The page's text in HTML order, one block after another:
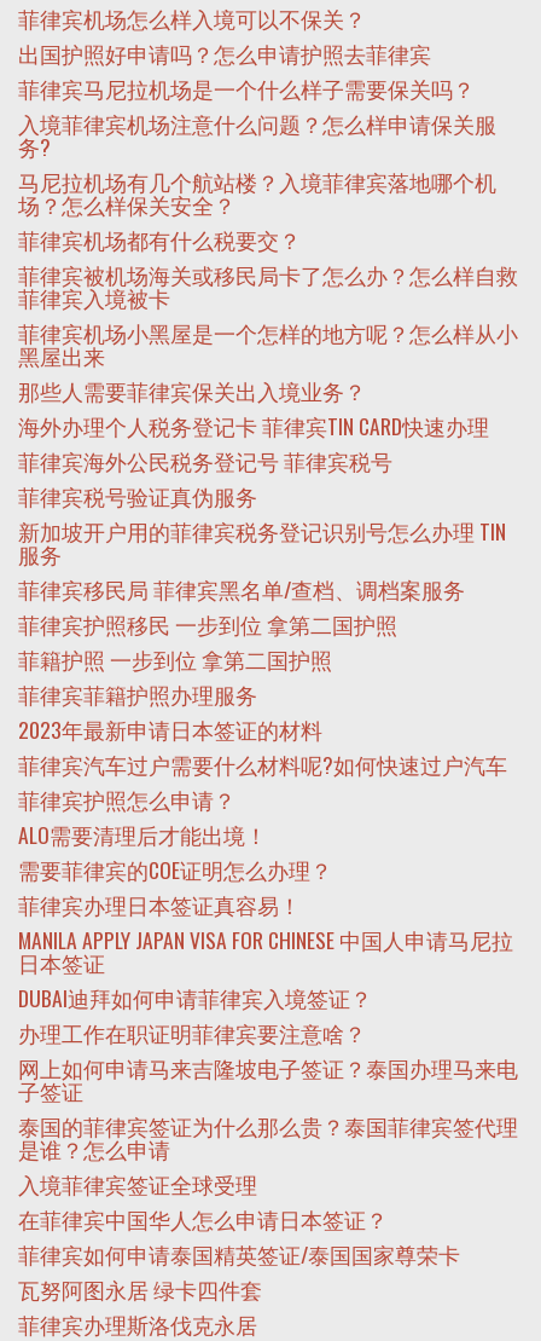
菲律宾机场怎么样入境可以不保关？
出国护照好申请吗？怎么申请护照去菲律宾
菲律宾马尼拉机场是一个什么样子需要保关吗？
入境菲律宾机场注意什么问题？怎么样申请保关服
务?
马尼拉机场有几个航站楼？入境菲律宾落地哪个机
场？怎么样保关安全？
菲律宾机场都有什么税要交？
菲律宾被机场海关或移民局卡了怎么办？怎么样自救
菲律宾入境被卡
菲律宾机场小黑屋是一个怎样的地方呢？怎么样从小
黑屋出来
那些人需要菲律宾保关出入境业务？
海外办理个人税务登记卡 菲律宾TIN CARD快速办理
菲律宾海外公民税务登记号 菲律宾税号
菲律宾税号验证真伪服务
新加坡开户用的菲律宾税务登记识别号怎么办理 TIN
服务
菲律宾移民局 菲律宾黑名单/查档、调档案服务
菲律宾护照移民 一步到位 拿第二国护照
菲籍护照 一步到位 拿第二国护照
菲律宾菲籍护照办理服务
2023年最新申请日本签证的材料
菲律宾汽车过户需要什么材料呢?如何快速过户汽车
菲律宾护照怎么申请？
ALO需要清理后才能出境！
需要菲律宾的COE证明怎么办理？
菲律宾办理日本签证真容易！
MANILA APPLY JAPAN VISA FOR CHINESE 中国人申请马尼拉
日本签证
DUBAI迪拜如何申请菲律宾入境签证？
办理工作在职证明菲律宾要注意啥？
网上如何申请马来吉隆坡电子签证？泰国办理马来电
子签证
泰国的菲律宾签证为什么那么贵？泰国菲律宾签代理
是谁？怎么申请
入境菲律宾签证全球受理
在菲律宾中国华人怎么申请日本签证？
菲律宾如何申请泰国精英签证/泰国国家尊荣卡
瓦努阿图永居 绿卡四件套
菲律宾办理斯洛伐克永居